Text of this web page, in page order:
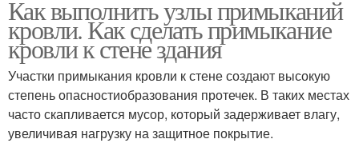
Как выполнить узлы примыканий
кровли. Как сделать примыкание
кровли к стене здания
Участки примыкания кровли к стене создают высокую
степень опасностиобразования протечек. В таких местах
часто скапливается мусор, который задерживает влагу,
увеличивая нагрузку на защитное покрытие.